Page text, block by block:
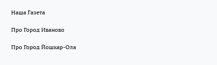
Наша Газета
Про Город Иваново
Про Город Йошкар-Ола